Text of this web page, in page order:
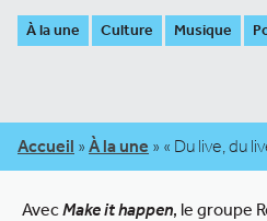
À la une Culture Musique
Accueil » À la une » « Du live, du
AvecMake it happen, le groupe